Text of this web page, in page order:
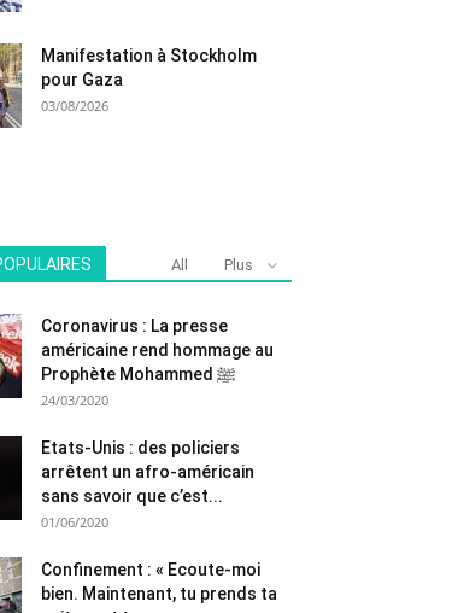
Manifestation à Stockholm
pour Gaza
03/08/2026
All Plus
Coronavirus : La presse
américaine rend hommage au
Prophète Mohammed ﷺ
24/03/2020
Etats-Unis : des policiers
arrêtent un afro-américain
sans savoir que c’est...
01/06/2020
Confinement : « Ecoute-moi
bien. Maintenant, tu prends ta